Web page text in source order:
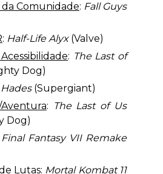
Comunidade: Fall Guys
: Half-Life Alyx(Valve)
: The Last of
Dog)
Hades(Supergiant)
: The Last of Us
Dog)
Final Fantasy VII Remake
Lutas: Mortal Kombat 11